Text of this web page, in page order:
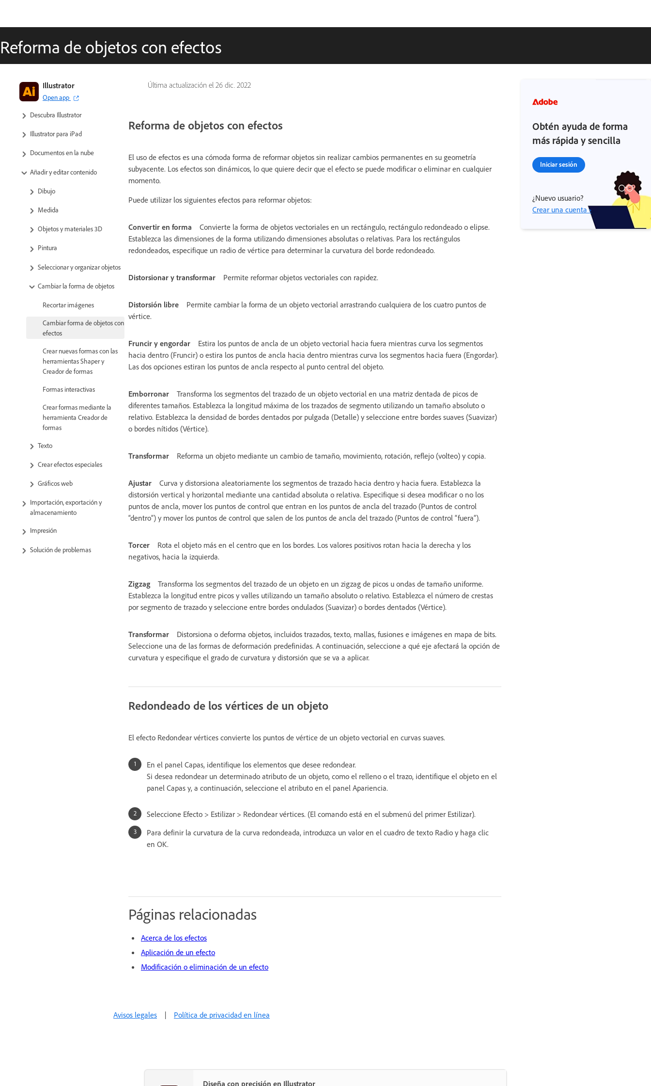
Reforma de objetos con efectos
Última actualización el 26 dic. 2022
Illustrator
Open app
Descubra Illustrator
Illustrator para iPad
Documentos en la nube
Añadir y editar contenido
Dibujo
Medida
Objetos y materiales 3D
Pintura
Seleccionar y organizar objetos
Cambiar la forma de objetos
Recortar imágenes
Cambiar forma de objetos con
efectos
Crear nuevas formas con las
herramientas Shaper y
Creador de formas
Formas interactivas
Crear formas mediante la
herramienta Creador de
formas
Texto
Crear efectos especiales
Gráficos web
Importación, exportación y
almacenamiento
Impresión
Solución de problemas
Reforma de objetos con efectos
El uso de efectos es una cómoda forma de reformar objetos sin realizar cambios permanentes en su geometría
subyacente. Los efectos son dinámicos, lo que quiere decir que el efecto se puede modificar o eliminar en cualquier
momento.
Puede utilizar los siguientes efectos para reformar objetos:
Convertir en forma
Convierte la forma de objetos vectoriales en un rectángulo, rectángulo redondeado o elipse.
Establezca las dimensiones de la forma utilizando dimensiones absolutas o relativas. Para los rectángulos
redondeados, especifique un radio de vértice para determinar la curvatura del borde redondeado.
Distorsionar y transformar Permite reformar objetos vectoriales con rapidez.
Distorsión libre
Permite cambiar la forma de un objeto vectorial arrastrando cualquiera de los cuatro puntos de
vértice.
Fruncir y engordar
Estira los puntos de ancla de un objeto vectorial hacia fuera mientras curva los segmentos
hacia dentro (Fruncir) o estira los puntos de ancla hacia dentro mientras curva los segmentos hacia fuera (Engordar).
Las dos opciones estiran los puntos de ancla respecto al punto central del objeto.
Emborronar
Transforma los segmentos del trazado de un objeto vectorial en una matriz dentada de picos de
diferentes tamaños. Establezca la longitud máxima de los trazados de segmento utilizando un tamaño absoluto o
relativo. Establezca la densidad de bordes dentados por pulgada (Detalle) y seleccione entre bordes suaves (Suavizar)
o bordes nítidos (Vértice).
Transformar Reforma un objeto mediante un cambio de tamaño, movimiento, rotación, reflejo (volteo) y copia.
Ajustar
Curva y distorsiona aleatoriamente los segmentos de trazado hacia dentro y hacia fuera. Establezca la
distorsión vertical y horizontal mediante una cantidad absoluta o relativa. Especifique si desea modificar o no los
puntos de ancla, mover los puntos de control que entran en los puntos de ancla del trazado (Puntos de control
“dentro”) y mover los puntos de control que salen de los puntos de ancla del trazado (Puntos de control “fuera”).
Torcer
Rota el objeto más en el centro que en los bordes. Los valores positivos rotan hacia la derecha y los
negativos, hacia la izquierda.
Zigzag
Transforma los segmentos del trazado de un objeto en un zigzag de picos u ondas de tamaño uniforme.
Establezca la longitud entre picos y valles utilizando un tamaño absoluto o relativo. Establezca el número de crestas
por segmento de trazado y seleccione entre bordes ondulados (Suavizar) o bordes dentados (Vértice).
Transformar
Distorsiona o deforma objetos, incluidos trazados, texto, mallas, fusiones e imágenes en mapa de bits.
Seleccione una de las formas de deformación predefinidas. A continuación, seleccione a qué eje afectará la opción de
curvatura y especifique el grado de curvatura y distorsión que se va a aplicar.
Redondeado de los vértices de un objeto
El efecto Redondear vértices convierte los puntos de vértice de un objeto vectorial en curvas suaves.
En el panel Capas, identifique los elementos que desee redondear.
Si desea redondear un determinado atributo de un objeto, como el relleno o el trazo, identifique el objeto en el
panel Capas y, a continuación, seleccione el atributo en el panel Apariencia.
Seleccione Efecto > Estilizar > Redondear vértices. (El comando está en el submenú del primer Estilizar).
Para definir la curvatura de la curva redondeada, introduzca un valor en el cuadro de texto Radio y haga clic
en OK.
Páginas relacionadas
Acerca de los efectos
Aplicación de un efecto
Modificación o eliminación de un efecto
Obtén ayuda de forma
más rápida y sencilla
Iniciar sesión
¿Nuevo usuario?
Crear una cuenta ›
Avisos legales | Política de privacidad en línea
Diseña con precisión en Illustrator